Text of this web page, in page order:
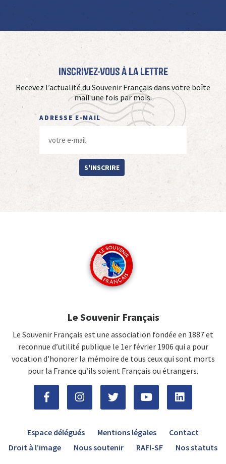
Inscrivez-vous à La Lettre
Recevez l’actualité du Souvenir Français dans votre boîte
mail une fois par mois.
ADRESSE E-MAIL
S'INSCRIRE
Le Souvenir Français
Le Souvenir Français est une association fondée en 1887 et
reconnue d’utilité publique le 1er février 1906 qui a pour
vocation d'honorer la mémoire de tous ceux qui sont morts
pour la France qu’ils soient Français ou étrangers.
Espace délégués Mentions légales
Contact
Droit à l’image
Nous soutenir RAFI-SF Nos statuts